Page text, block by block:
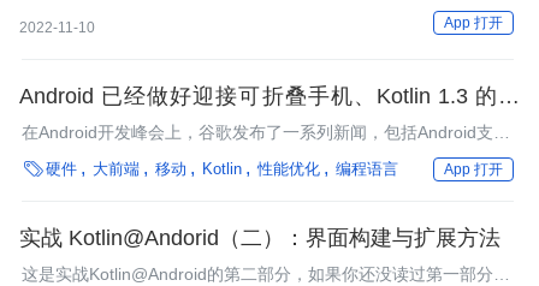
2022-11-10 App 打开
Android 已经做好迎接可折叠手机、Kotlin 1.3 的准
备
在Android开发峰会上，谷歌发布了一系列新闻，包括Android支持
kotlin 1.3新特性、可折叠手机支持、应用内Updates API、Android
Studio改进等等。
硬件 大前端 移动 Kotlin 性能优化 编程语言 App 打开
实战 Kotlin@Andorid（二）：界面构建与扩展方法
这是实战Kotlin@Android的第二部分，如果你还没读过第一部分，